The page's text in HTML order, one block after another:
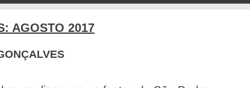
AGOSTO 2017